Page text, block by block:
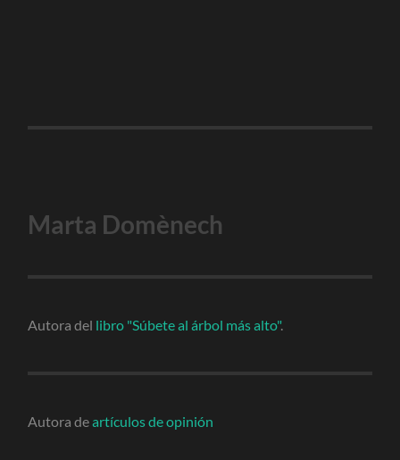
Marta Domènech
Autora del libro "Súbete al árbol más alto".
Autora deartículos de opinión